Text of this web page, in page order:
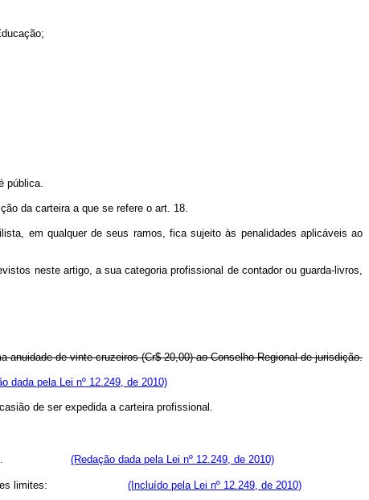
pública.
da carteira a que se refere o art. 18.
em qualquer de seus ramos, fica sujeito às penalidades aplicáveis ao
neste artigo, a sua categoria profissional de contador ou guarda-livros,
de vinte cruzeiros (Cr$ 20,00) ao Conselho Regional de jurisdição.
dada pela Lei nº 12.249, de 2010)
de ser expedida a carteira profissional.
vigente. (Redação dada pela Lei nº 12.249, de 2010)
limites:
(Incluído pela Lei nº 12.249, de 2010)